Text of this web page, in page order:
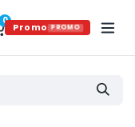
0
Promo PROMO